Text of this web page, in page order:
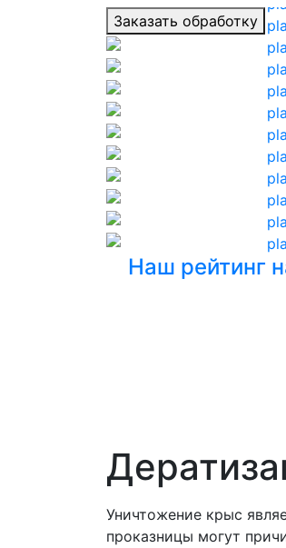
Заказать обработку
Наш рейтинг
Уничтожение крыс
проказницы могут